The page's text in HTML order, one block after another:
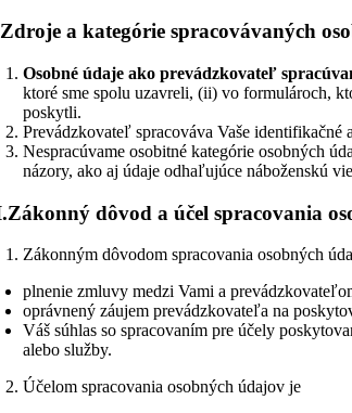
Zdroje a kategórie spracovávaných
Osobné údaje ako prevádzkovateľ
ktoré sme spolu uzavreli, (ii) vo formulároch,
poskytli.
Prevádzkovateľ spracováva Vaše
Nespracúvame osobitné kategórie osobných
názory, ako aj údaje odhaľujúce náboženskú
Zákonný dôvod a účel spracovania
Zákonným dôvodom spracovania osobných
plnenie zmluvy medzi Vami a
oprávnený záujem prevádzkovateľa na
Váš súhlas so spracovaním pre účely
alebo služby.
Účelom spracovania osobných údajov je